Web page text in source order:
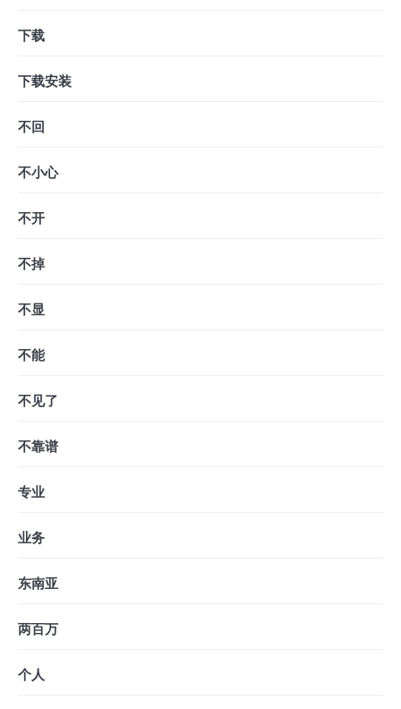
下载
下载安装
不回
不小心
不开
不掉
不显
不能
不见了
不靠谱
专业
业务
东南亚
两百万
个人